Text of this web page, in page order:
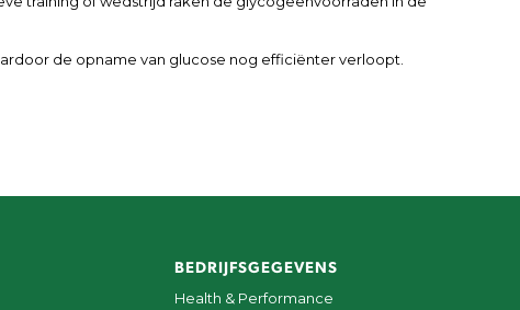
de opname van glucose nog efficiënter verloopt.
BEDRIJFSGEGEVENS
Health & Performance